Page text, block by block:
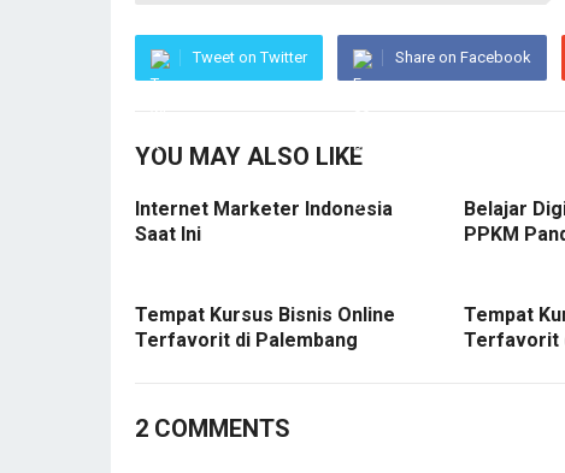
Tweet on Twitter Share on Facebook
YOU MAY ALSO LIKE
Internet Marketer Indonesia
Saat Ini
Belajar
PPKM
Tempat Kursus Bisnis Online
Terfavorit di Palembang
Tempat
Terfavorit
2 COMMENTS